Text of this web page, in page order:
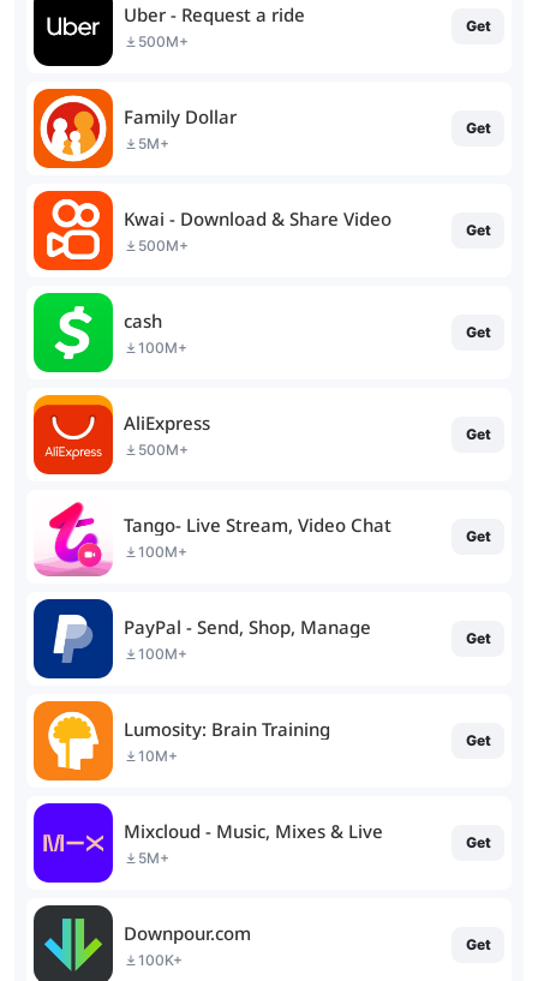
Uber - Request a ride
500M+
Get
Family Dollar
5M+
Get
Kwai - Download & Share Video
500M+
Get
cash
100M+
Get
AliExpress
500M+
Get
Tango- Live Stream, Video Chat
100M+
Get
PayPal - Send, Shop, Manage
100M+
Get
Lumosity: Brain Training
10M+
Get
Mixcloud - Music, Mixes & Live
5M+
Get
Downpour.com
100K+
Get